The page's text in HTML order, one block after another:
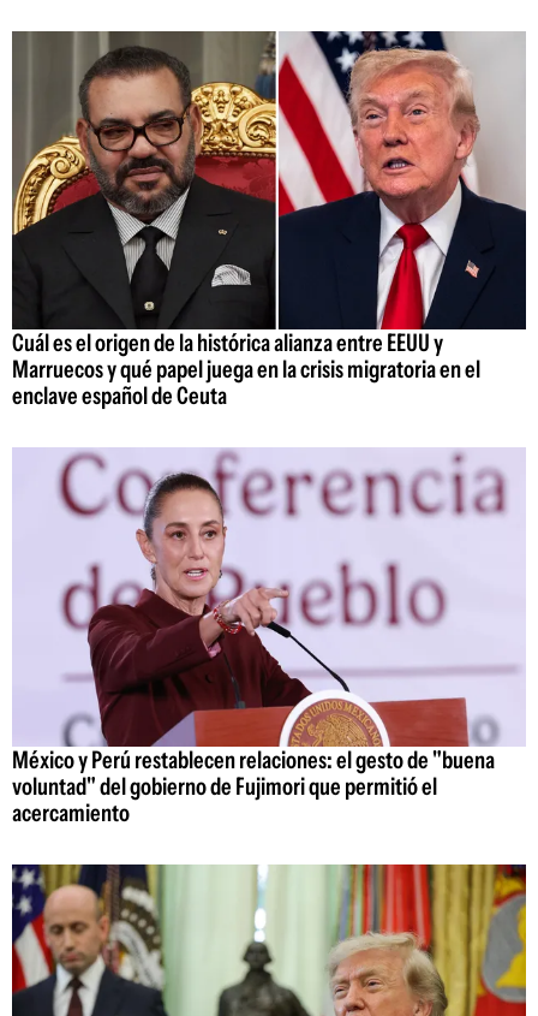
Cuál es el origen de la histórica alianza entre EEUU y
Marruecos y qué papel juega en la crisis migratoria en el
enclave español de Ceuta
México y Perú restablecen relaciones: el gesto de "buena
voluntad" del gobierno de Fujimori que permitió el
acercamiento